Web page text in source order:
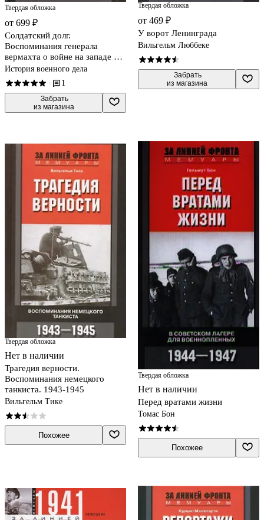
Твердая обложка
от 699 ₽
Солдатский долг.
Воспоминания генерала
вермахта о войне на западе и
востоке Европы. 1939-1945
История военного дела
· 1
Забрать
из магазина
Твердая обложка
от 469 ₽
У ворот Ленинграда
Вильгельм Люббеке
Забрать
из магазина
Твердая обложка
Нет в наличии
Трагедия верности.
Воспоминания немецкого
танкиста. 1943-1945
Вильгельм Тике
Похожее
Твердая обложка
Нет в наличии
Перед вратами жизни
Томас Бон
Похожее